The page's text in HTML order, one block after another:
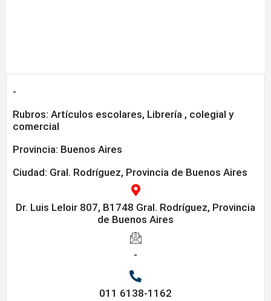
-
Rubros: Artículos escolares, Librería , colegial y
comercial
Provincia: Buenos Aires
Ciudad: Gral. Rodríguez, Provincia de Buenos Aires
Dr. Luis Leloir 807, B1748 Gral. Rodríguez, Provincia
de Buenos Aires
-
011 6138-1162